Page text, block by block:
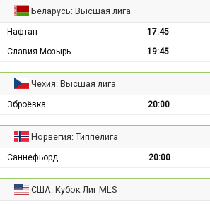
Беларусь: Высшая лига
Нафтан 17:45
Славия-Мозырь
19:45
Чехия: Высшая лига
Зброёвка 20:00
Норвегия: Типпелига
Саннефьорд 20:00
США: Кубок Лиг MLS